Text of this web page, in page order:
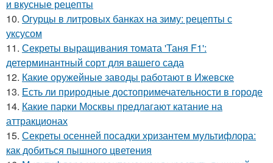
и вкусные рецепты
10. Огурцы в литровых банках на зиму: рецепты с
уксусом
11. Секреты выращивания томата 'Таня F1':
детерминантный сорт для вашего сада
12. Какие оружейные заводы работают в Ижевске
13. Есть ли природные достопримечательности в городе
14. Какие парки Москвы предлагают катание на
аттракционах
15. Секреты осенней посадки хризантем мультифлора:
как добиться пышного цветения